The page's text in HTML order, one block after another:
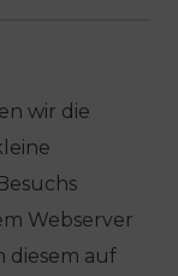
wir die
Webserver
diesem auf